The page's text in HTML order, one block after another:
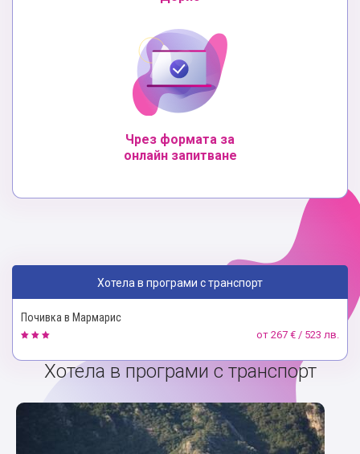
Чрез формата за
онлайн запитване
Хотела в програми с транспорт
Почивка в Мармарис
от 267 € / 523 лв.
Хотела в програми с транспорт